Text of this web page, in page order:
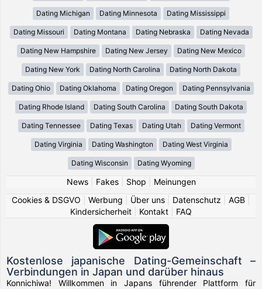
Dating Michigan Dating Minnesota Dating Mississippi
Dating Missouri Dating Montana Dating Nebraska Dating Nevada
Dating New Hampshire Dating New Jersey Dating New Mexico
Dating New York Dating North Carolina Dating North Dakota
Dating Ohio Dating Oklahoma Dating Oregon Dating Pennsylvania
Dating Rhode Island Dating South Carolina Dating South Dakota
Dating Tennessee Dating Texas Dating Utah Dating Vermont
Dating Virginia Dating Washington Dating West Virginia
Dating Wisconsin Dating Wyoming
News| Fakes| Shop
Meinungen
Cookies & DSGVO
Werbung Über uns Datenschutz AGB
Kindersicherheit
Kontakt FAQ
Kostenlose japanische Dating-Gemeinschaft –
Verbindungen in Japan und darüber hinaus
Konnichiwa! Willkommen in Japans führender Plattform für